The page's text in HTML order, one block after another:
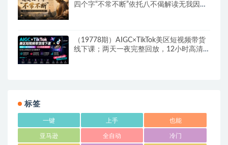
四个字“不常不断”依托八不偈解读无我因果
（19778期）AIGC×TikTok美区短视频带货
线下课；两天一夜完整回放，12小时高清视
标签
一键 上手 也能
亚马逊 全自动 冷门